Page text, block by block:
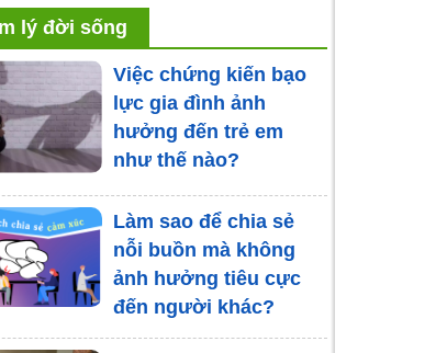
lý đời sống
Việc chứng kiến bạo
lực gia đình ảnh
hưởng đến trẻ em
như thế nào?
Làm sao để chia sẻ
nỗi buồn mà không
ảnh hưởng tiêu cực
đến người khác?